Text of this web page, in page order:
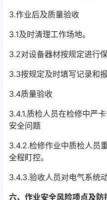
3.作业后及质量验收
3.1及时清理工作场地。
3.2对设备器材按规定进行保
3.3按规定及时填写记录和
3.4质量验收
3.4.1.质检人员在检修中严
安全问题
3.4.2.检修作业中质检人员
全程盯控。
3.4.3.验收人员对电气系统
六、作业安全风险项点及防